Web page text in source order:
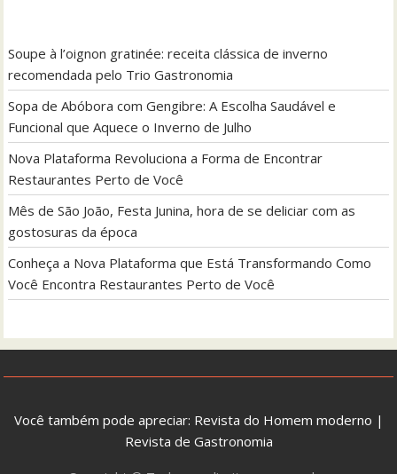
Soupe à l’oignon gratinée: receita clássica de inverno
recomendada pelo Trio Gastronomia
Sopa de Abóbora com Gengibre: A Escolha Saudável e
Funcional que Aquece o Inverno de Julho
Nova Plataforma Revoluciona a Forma de Encontrar
Restaurantes Perto de Você
Mês de São João, Festa Junina, hora de se deliciar com as
gostosuras da época
Conheça a Nova Plataforma que Está Transformando Como
Você Encontra Restaurantes Perto de Você
Você também pode apreciar: Revista do Homem moderno |
Revista de Gastronomia